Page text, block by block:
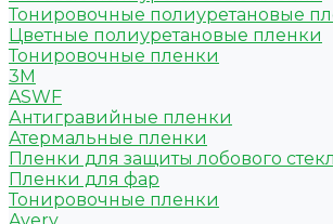
Тонировочные полиуретановые
Цветные полиуретановые пленки
Тонировочные пленки
3M
ASWF
Антигравийные пленки
Атермальные пленки
Пленки для защиты лобового
Пленки для фар
Тонировочные пленки